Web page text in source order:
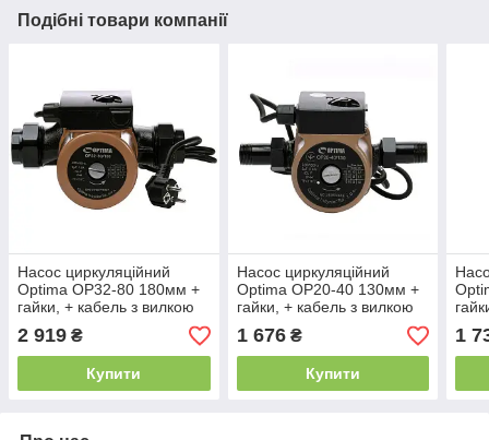
Подібні товари компанії
Насос циркуляційний
Optima OP32-80 180мм +
гайки, + кабель з вилкою
2 919 ₴
Купити
Насос циркуляційний
Optima OP20-40 130мм +
гайки, + кабель з вилкою
1 676₴
Купити
1